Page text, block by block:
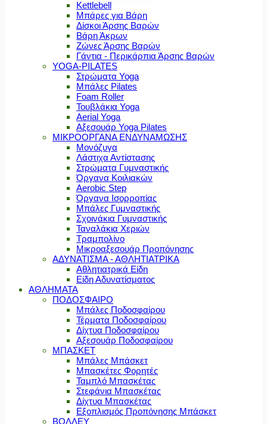
Kettlebell
Μπάρες για Βάρη
Δίσκοι Άρσης Βαρών
Βάρη Άκρων
Ζώνες Άρσης Βαρών
Γάντια - Περικάρπια Άρσης Βαρών
YOGA-PILATES
Στρώματα Yoga
Μπάλες Pilates
Foam Roller
Τουβλάκια Yoga
Aerial Yoga
Αξεσουάρ Yoga Pilates
ΜΙΚΡΟΟΡΓΑΝΑ ΕΝΔΥΝΑΜΩΣΗΣ
Μονόζυγα
Λάστιχα Αντίστασης
Στρώματα Γυμναστικής
Όργανα Κοιλιακών
Aerobic Step
Όργανα Ισορροπίας
Μπάλες Γυμναστικής
Σχοινάκια Γυμναστικής
Ταναλάκια Χεριών
Τραμπολίνο
Μικροαξεσουάρ Προπόνησης
ΑΔΥΝΑΤΙΣΜΑ - ΑΘΛΗΤΙΑΤΡΙΚΑ
Αθλητιατρικά Είδη
Είδη Αδυνατίσματος
ΑΘΛΗΜΑΤΑ
ΠΟΔΟΣΦΑΙΡΟ
Μπάλες Ποδοσφαίρου
Τέρματα Ποδοσφαίρου
Δίχτυα Ποδοσφαίρου
Αξεσουάρ Ποδοσφαίρου
ΜΠΑΣΚΕΤ
Μπάλες Μπάσκετ
Μπασκέτες Φορητές
Ταμπλό Μπασκέτας
Στεφάνια Μπασκέτας
Δίχτυα Μπασκέτας
Εξοπλισμός Προπόνησης Μπάσκετ
ΒΟΛΛΕΥ